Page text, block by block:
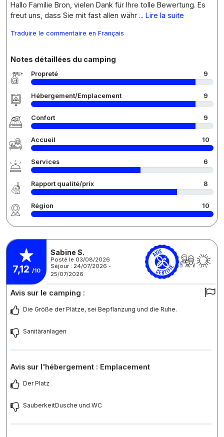
Hallo Familie Bron, vielen Dank für Ihre tolle Bewertung. Es
freut uns, dass Sie mit fast allen währ ... Lire la suite
Traduire le commentaire en Français
Notes détaillées du camping
Propreté 9
Hébergement/Emplacement 9
Confort 9
Accueil 10
Services 6
Rapport qualité/prix 8
Région 10
7,12 /10
Sabine S.
Posté le 03/08/2026
Séjour : 24/07/2026 -
25/07/2026
Avis sur le camping :
Die Größe der Plätze, sei Bepflanzung und die Ruhe.
Sanitäranlagen
Avis sur l'hébergement : Emplacement
Der Platz
SauberkeitDusche und WC